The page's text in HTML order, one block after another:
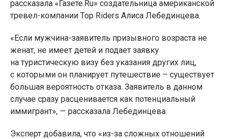
рассказала «Газете.Ru» создательница американской
тревел-компании Top Riders Алиса Лебединцева.
«Если мужчина-заявитель призывного возраста не
женат, не имеет детей и подает заявку
на туристическую визу без указания других лиц,
с которыми он планирует путешествие – существует
большая вероятность отказа. Заявитель в данном
случае сразу расценивается как потенциальный
иммигрант», — рассказала Лебединцева.
Эксперт добавила, что «из-за сложных отношений